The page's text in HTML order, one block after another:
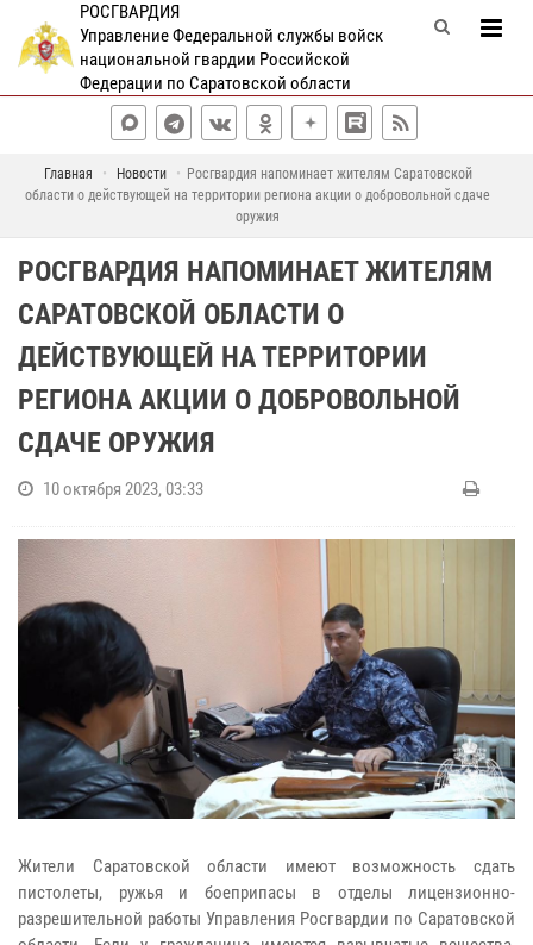
РОСГВАРДИЯ
Управление Федеральной службы войск
национальной гвардии Российской
Федерации по Саратовской области
Главная Новости
Росгвардия напоминает жителям Саратовской
области о действующей на территории региона акции о добровольной сдаче
оружия
РОСГВАРДИЯ НАПОМИНАЕТ ЖИТЕЛЯМ
САРАТОВСКОЙ ОБЛАСТИ О
ДЕЙСТВУЮЩЕЙ НА ТЕРРИТОРИИ
РЕГИОНА АКЦИИ О ДОБРОВОЛЬНОЙ
СДАЧЕ ОРУЖИЯ
10 октября 2023, 03:33
Жители Саратовской области имеют возможность сдать
пистолеты, ружья и боеприпасы в отделы лицензионно-
разрешительной работы Управления Росгвардии по Саратовской